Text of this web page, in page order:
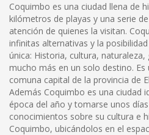
Coquimbo es una ciudad llena de
kilómetros de playas y una serie
atención de quienes la visitan.
infinitas alternativas y la
única: Historia, cultura,
mucho más en un solo destino. Es
comuna capital de la provincia de
Además Coquimbo es una ciudad
época del año y tomarse unos
conocimientos sobre su cultura e
Coquimbo, ubicándolos en el